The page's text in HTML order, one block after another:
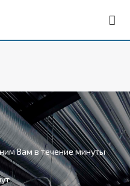
Вам в течение минуты